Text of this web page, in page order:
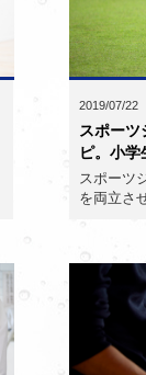
2019/07/22
スポー
ピ。小学
スポーツ
を両立さ